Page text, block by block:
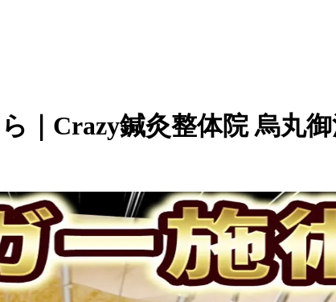
｜Crazy鍼灸整体院 烏丸